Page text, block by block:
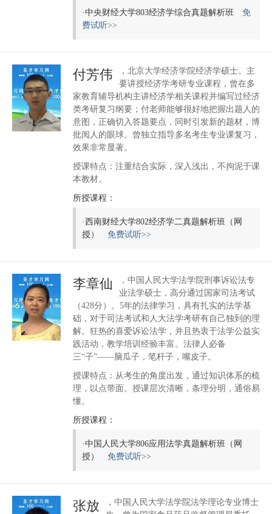
·中央财经大学803经济学综合真题解析班 免
费试听>>
付芳伟
，北京大学经济学院经济学硕士。主
要讲授经济学考研专业课程，曾在多
家教育辅导机构主讲经济学相关课程并编写过经济
类考研复习纲要；付老师能够很好地把握出题人的
意图，正确切入答题要点，同时引发新的题材，博
批阅人的眼球。曾独立指导多名考生专业课复习，
效果非常显著。
授课特点：注重结合实际，深入浅出，不拘泥于课
本教材。
所授课程：
·西南财经大学802经济学二真题解析班（网
授） 免费试听>>
李章仙
，中国人民大学法学院刑事诉讼法专
业法学硕士，高分通过国家司法考试
（428分）。5年的法律学习，具有扎实的法学基
础，对于司法考试和人大法学考研有自己独到的理
解。狂热的喜爱诉讼法学，并且热衷于法学公益实
践活动，教学培训经验丰富。法律人必备
三“子”——脑瓜子，笔杆子，嘴皮子。
授课特点：从考生的角度出发，通过知识体系的梳
理，以点带面。授课层次清晰，条理分明，通俗易
懂。
所授课程：
·中国人民大学806应用法学真题解析班（网
授） 免费试听>>
张放
，中国人民大学法学院法学理论专业博士